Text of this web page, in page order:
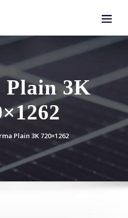
Plain 3K
Plain 3K 720×1262